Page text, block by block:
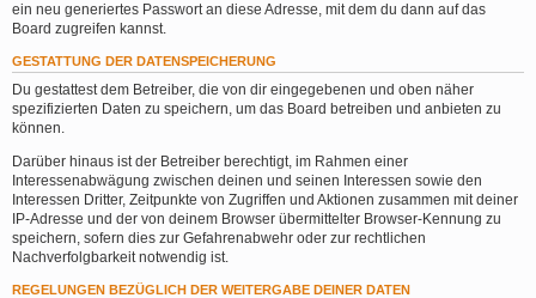
ein neu generiertes Passwort an diese Adresse, mit dem du dann auf das
Board zugreifen kannst.
GESTATTUNG DER DATENSPEICHERUNG
Du gestattest dem Betreiber, die von dir eingegebenen und oben näher
spezifizierten Daten zu speichern, um das Board betreiben und anbieten zu
können.
Darüber hinaus ist der Betreiber berechtigt, im Rahmen einer
Interessenabwägung zwischen deinen und seinen Interessen sowie den
Interessen Dritter, Zeitpunkte von Zugriffen und Aktionen zusammen mit deiner
IP-Adresse und der von deinem Browser übermittelter Browser-Kennung zu
speichern, sofern dies zur Gefahrenabwehr oder zur rechtlichen
Nachverfolgbarkeit notwendig ist.
REGELUNGEN BEZÜGLICH DER WEITERGABE DEINER DATEN